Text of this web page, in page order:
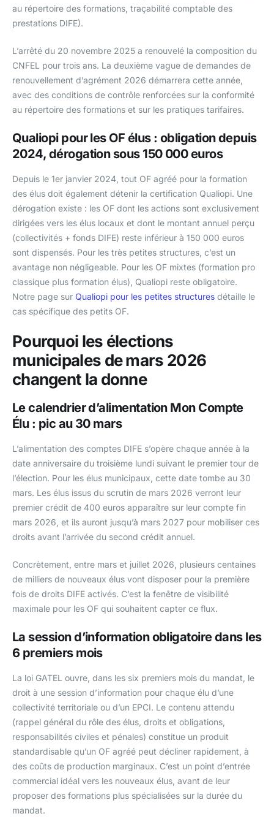
au répertoire des formations, traçabilité comptable des
prestations DIFE).
L’arrêté du 20 novembre 2025 a renouvelé la composition du
CNFEL pour trois ans. La deuxième vague de demandes de
renouvellement d’agrément 2026 démarrera cette année,
avec des conditions de contrôle renforcées sur la conformité
au répertoire des formations et sur les pratiques tarifaires.
Qualiopi pour les OF élus : obligation depuis
2024, dérogation sous 150 000 euros
Depuis le 1er janvier 2024, tout OF agréé pour la formation
des élus doit également détenir la certification Qualiopi. Une
dérogation existe : les OF dont les actions sont exclusivement
dirigées vers les élus locaux et dont le montant annuel perçu
(collectivités + fonds DIFE) reste inférieur à 150 000 euros
sont dispensés. Pour les très petites structures, c’est un
avantage non négligeable. Pour les OF mixtes (formation pro
classique plus formation élus), Qualiopi reste obligatoire.
Notre page sur Qualiopi pour les petites structures détaille le
cas spécifique des petits OF.
Pourquoi les élections
municipales de mars 2026
changent la donne
Le calendrier d’alimentation Mon Compte
Élu : pic au 30 mars
L’alimentation des comptes DIFE s’opère chaque année à la
date anniversaire du troisième lundi suivant le premier tour de
l’élection. Pour les élus municipaux, cette date tombe au 30
mars. Les élus issus du scrutin de mars 2026 verront leur
premier crédit de 400 euros apparaître sur leur compte fin
mars 2026, et ils auront jusqu’à mars 2027 pour mobiliser ces
droits avant l’arrivée du second crédit annuel.
Concrètement, entre mars et juillet 2026, plusieurs centaines
de milliers de nouveaux élus vont disposer pour la première
fois de droits DIFE activés. C’est la fenêtre de visibilité
maximale pour les OF qui souhaitent capter ce flux.
La session d’information obligatoire dans les
6 premiers mois
La loi GATEL ouvre, dans les six premiers mois du mandat, le
droit à une session d’information pour chaque élu d’une
collectivité territoriale ou d’un EPCI. Le contenu attendu
(rappel général du rôle des élus, droits et obligations,
responsabilités civiles et pénales) constitue un produit
standardisable qu’un OF agréé peut décliner rapidement, à
des coûts de production marginaux. C’est un point d’entrée
commercial idéal vers les nouveaux élus, avant de leur
proposer des formations plus spécialisées sur la durée du
mandat.